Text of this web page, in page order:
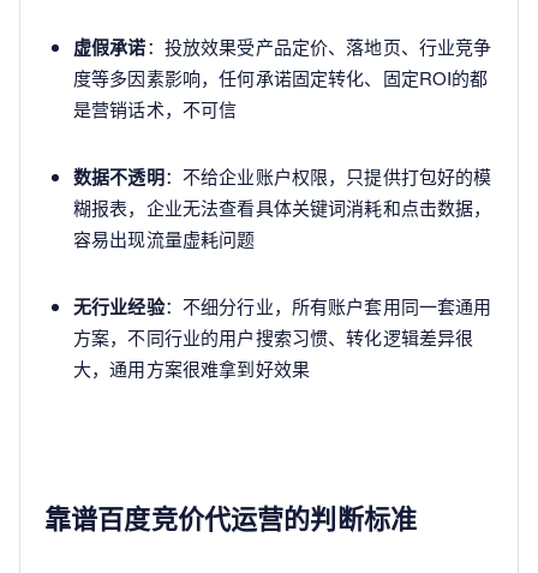
虚假承诺：投放效果受产品定价、落地页、行业竞争
度等多因素影响，任何承诺固定转化、固定ROI的都
是营销话术，不可信
数据不透明：不给企业账户权限，只提供打包好的模
糊报表，企业无法查看具体关键词消耗和点击数据，
容易出现流量虚耗问题
无行业经验：不细分行业，所有账户套用同一套通用
方案，不同行业的用户搜索习惯、转化逻辑差异很
大，通用方案很难拿到好效果
靠谱百度竞价代运营的判断标准